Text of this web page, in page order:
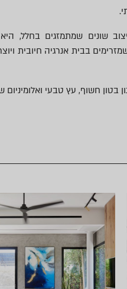
שונים שמתמזגים בחלל,
בבית אנרגיה חיובית
בטון חשוף, עץ טבעי ואלומיניום